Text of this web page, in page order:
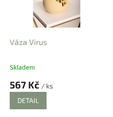
o
d
Váza Virus
Průměrné
produktu
Skladem
567 Kč / ks
DETAIL